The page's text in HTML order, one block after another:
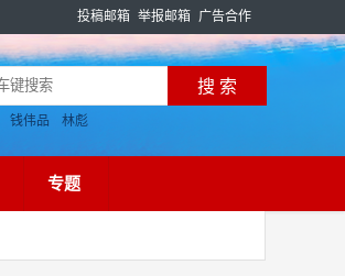
投稿邮箱 举报邮箱 广告合作
钱伟品 林彪
专题